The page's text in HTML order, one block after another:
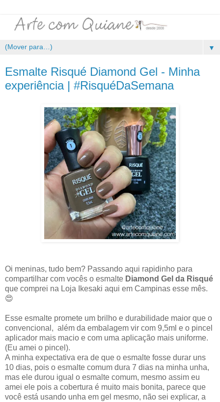
▼
Esmalte Risqué Diamond Gel - Minha
experiência | #RisquéDaSemana
Oi meninas, tudo bem? Passando aqui rapidinho para
compartilhar com vocês o esmalte Diamond Gel da Risqué
que comprei na Loja Ikesaki aqui em Campinas esse mês.
😍
Esse esmalte promete um brilho e durabilidade maior que o
convencional, além da embalagem vir com 9,5ml e o pincel
aplicador mais macio e com uma aplicação mais uniforme.
(Eu amei o pincel).
A minha expectativa era de que o esmalte fosse durar uns
10 dias, pois o esmalte comum dura 7 dias na minha unha,
mas ele durou igual o esmalte comum, mesmo assim eu
amei ele pois a cobertura é muito mais bonita, parece que
você está usando unha em gel mesmo, não sei explicar, a